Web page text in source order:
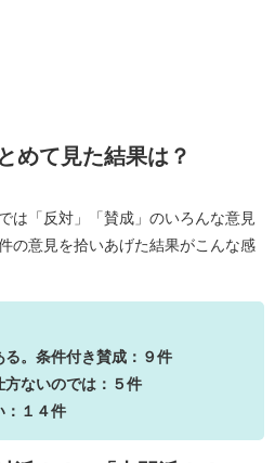
めて見た結果は？
は「反対」「賛成」のいろんな意見
の意見を拾いあげた結果がこんな感
。条件付き賛成：９件
方ないのでは：５件
：１４件